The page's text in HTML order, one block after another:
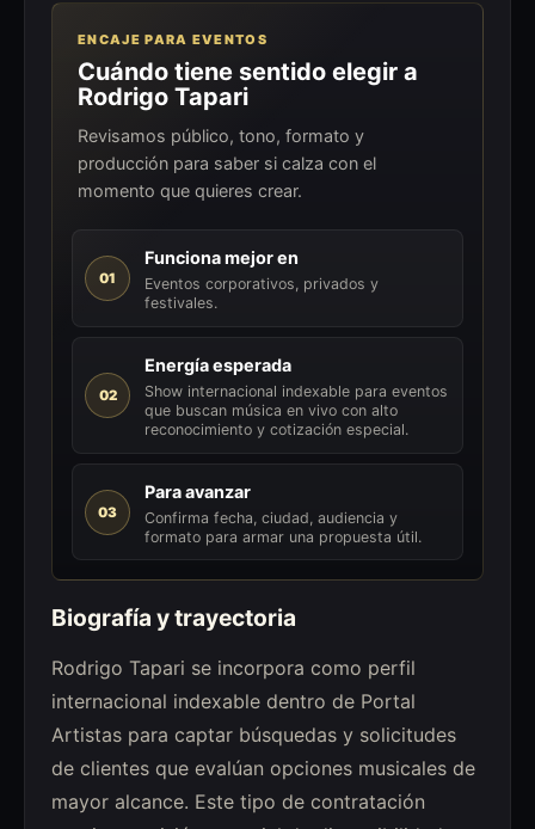
ENCAJE PARA EVENTOS
Cuándo tiene sentido elegir a
Rodrigo Tapari
Revisamos público, tono, formato y
producción para saber si calza con el
momento que quieres crear.
01
Funciona mejor en
Eventos corporativos, privados y
festivales.
02
Energía esperada
Show internacional indexable para eventos
que buscan música en vivo con alto
reconocimiento y cotización especial.
03
Para avanzar
Confirma fecha, ciudad, audiencia y
formato para armar una propuesta útil.
Biografía y trayectoria
Rodrigo Tapari se incorpora como perfil
internacional indexable dentro de Portal
Artistas para captar búsquedas y solicitudes
de clientes que evalúan opciones musicales de
mayor alcance. Este tipo de contratación